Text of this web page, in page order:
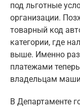
под льготные
организации.
товарный код
категории, где
выше. Именно
платежами
владельцам
В Департаменте